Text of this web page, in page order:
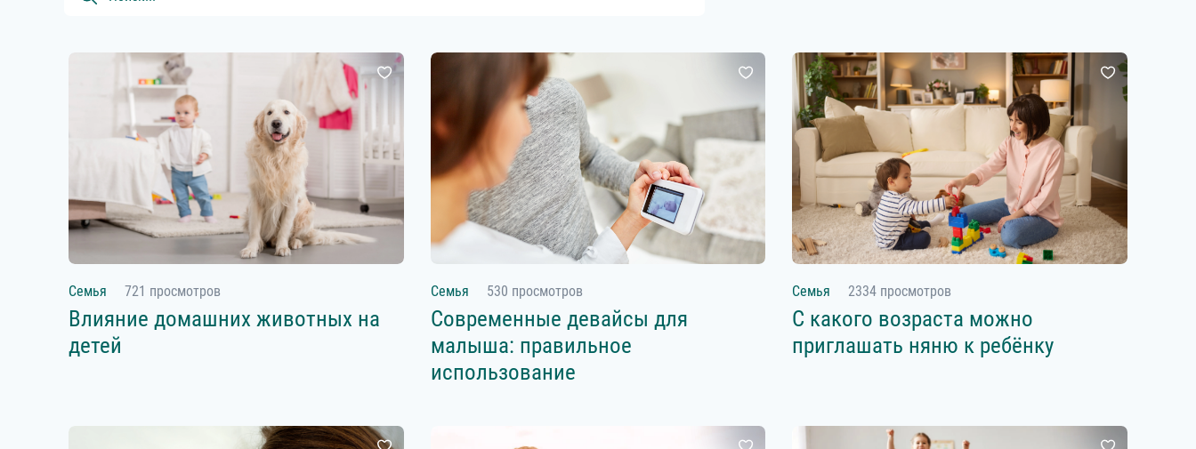
Семья 721 просмотров
Влияние домашних животных на
детей
Семья 530 просмотров
Современные девайсы для
малыша: правильное
использование
Семья 2334 просмотров
С какого возраста можно
приглашать няню к ребёнку